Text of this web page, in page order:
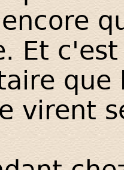
Et
que
virent